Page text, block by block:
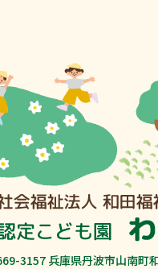
3157 兵庫県丹波市山南町